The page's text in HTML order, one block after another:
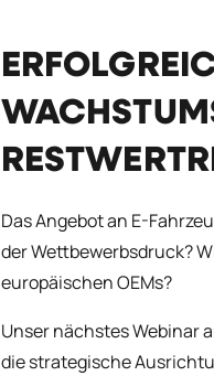
Das Angebot an E-
der Wettbewerbsdruck?
europäischen OEMs?
Unser nächstes Webinar
die strategische